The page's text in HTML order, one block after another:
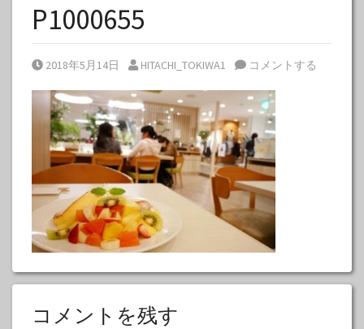
P1000655
Posted on
2018年5月14日 Posted by
HITACHI_TOKIWA1 コメントする
コメントを残す